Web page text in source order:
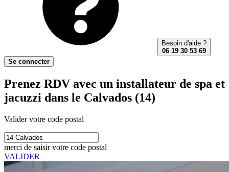
Besoin d'aide ?
06 19 30 53 69
Se connecter
Prenez RDV avec un installateur de spa et
jacuzzi dans le Calvados (14)
Valider votre code postal
merci de saisir votre code postal
VALIDER